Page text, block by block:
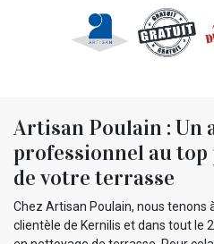
Artisan Poulain : Un
professionnel au
de votre terrasse
Chez Artisan Poulain, nous tenons
clientèle de Kernilis et dans tout le